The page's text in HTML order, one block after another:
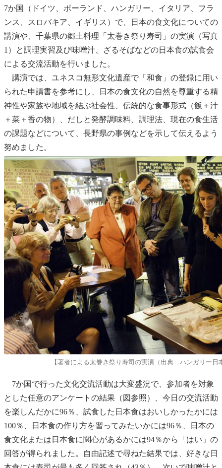
7か国（ドイツ、ポーランド、ハンガリー、イタリア、フラ
ンス、スロバキア、イギリス）で、日本の食文化についての
講演や、千葉県の郷土料理「太巻き祭り寿司」の実演（写真
1）と調理実習及び味噌汁、ざるそばなどの日本食の試食会
による交流活動を行いました。
講演では、ユネスコ無形文化遺産で「和食」の登録に用い
られた申請書を参考にし、日本の食文化の自然を尊重する精
神性や家族や地域を結ぶ社会性、伝統的な食事形式（飯＋汁
＋菜＋香の物）、だしと発酵調味料、調理法、現在の食生活
の課題などについて、長野県の事例などを示して伝えるよう
努めました。
【著者による太巻き祭り寿司の実演（出典 ハンガリー日
7か国で行った文化交流活動は大変盛況で、参加者を対象
とした任意のアンケートの結果（図参照）、今日の交流活動
を楽しんだかに96％、試食した日本食はおいしかったかには
100％、日本食の作り方を習ってみたいかには96％、日本の
食文化または日本食に関心があるかには94％から「はい」の
回答が得られました。自由記述で尋ねた結果では、好きな日